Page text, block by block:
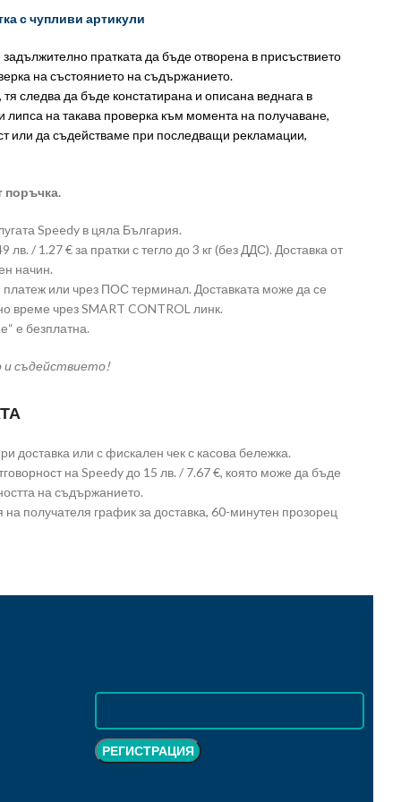
с чупливи артикули
пратката да бъде отворена в присъствието
на състоянието на съдържанието.
следва да бъде констатирана и описана веднага в
липса на такава проверка към момента на получаване,
или да съдействаме при последващи рекламации,
поръчка.
Speedy в цяла България.
/ 1.27 € за пратки с тегло до 3 кг (без ДДС). Доставка от
начин.
или чрез ПОС терминал. Доставката може да се
време чрез SMART CONTROL линк.
е безплатна.
и съдействието!
доставка или с фискален чек с касова бележка.
на Speedy до 15 лв. / 7.67 €, която може да бъде
на съдържанието.
на получателя график за доставка, 60-минутен прозорец